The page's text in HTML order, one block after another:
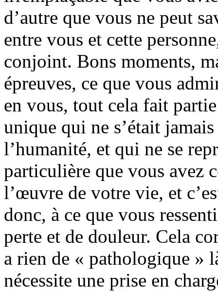
d’autre que vous ne peut
entre vous et cette
conjoint. Bons moments,
épreuves, ce que vous
en vous, tout cela fait
unique qui ne s’était
l’humanité, et qui ne se
particulière que vous avez
l’œuvre de votre vie, et
donc, à ce que vous
perte et de douleur. Cela
a rien de « pathologique »
nécessite une prise en